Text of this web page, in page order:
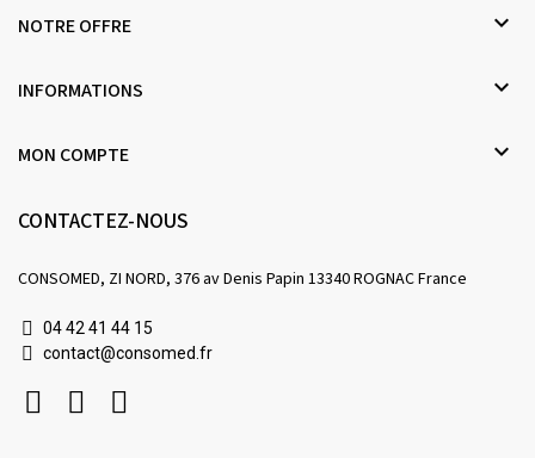
NOTRE OFFRE 
INFORMATIONS 
MON COMPTE 
CONTACTEZ-NOUS
CONSOMED, ZI NORD, 376 av Denis Papin 13340 ROGNAC France
04 42 41 44 15
contact@consomed.fr